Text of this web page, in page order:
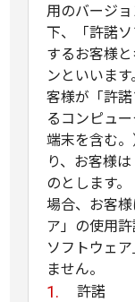
用のバージ
下、「許諾
するお客様
ンといいま
客様が「許
るコンピュ
端末を含む
り、お客様
のとします
場合、お客
ア」の使用
ソフトウェ
ません。
許諾